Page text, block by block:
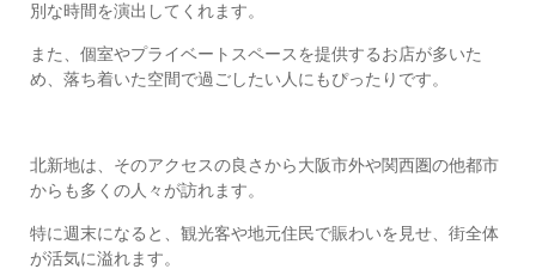
別な時間を演出してくれます。
また、個室やプライベートスペースを提供するお店が多いた
め、落ち着いた空間で過ごしたい人にもぴったりです。
北新地は、そのアクセスの良さから大阪市外や関西圏の他都市
からも多くの人々が訪れます。
特に週末になると、観光客や地元住民で賑わいを見せ、街全体
が活気に溢れます。